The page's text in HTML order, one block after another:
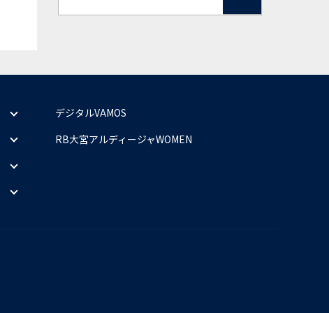
デジタルVAMOS
RB大宮アルディージャWOMEN